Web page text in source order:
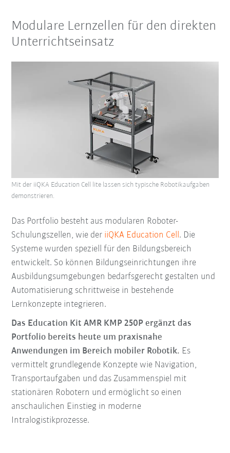
Modulare Lernzellen für den direkten
Unterrichtseinsatz
Das Portfolio besteht aus modularen Roboter-
Schulungszellen, wie der iiQKA Education Cell . Die
Systeme wurden speziell für den Bildungsbereich
entwickelt. So können Bildungseinrichtungen ihre
Ausbildungsumgebungen bedarfsgerecht gestalten und
Automatisierung schrittweise in bestehende
Lernkonzepte integrieren.
Das Education Kit AMR KMP 250P ergänzt das
Portfolio bereits heute um praxisnahe
Anwendungen im Bereich mobiler Robotik. Es
vermittelt grundlegende Konzepte wie Navigation,
Transportaufgaben und das Zusammenspiel mit
stationären Robotern und ermöglicht so einen
anschaulichen Einstieg in moderne
Intralogistikprozesse.
Mit der iiQKA Education Cell lite lassen sich typische Robotikaufgaben
demonstrieren.